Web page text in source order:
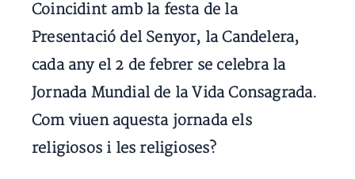
Coincidint amb la festa de la
Presentació del Senyor, la Candelera,
cada any el 2 de febrer se celebra la
Jornada Mundial de la Vida Consagrada.
Com viuen aquesta jornada els
religiosos i les religioses?